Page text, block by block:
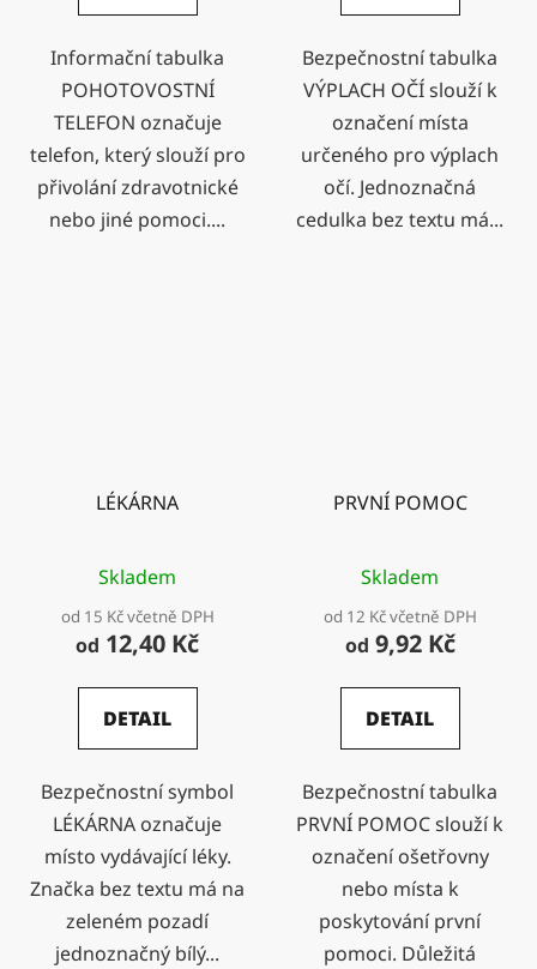
Informační tabulka
POHOTOVOSTNÍ
TELEFON označuje
telefon, který slouží pro
přivolání zdravotnické
nebo jiné pomoci....
Bezpečnostní tabulka
VÝPLACH OČÍ slouží k
označení místa
určeného pro výplach
očí. Jednoznačná
cedulka bez textu má...
LÉKÁRNA
Skladem
od 15 Kč včetně DPH
od 12,40 Kč
DETAIL
Bezpečnostní symbol
LÉKÁRNA označuje
místo vydávající léky.
Značka bez textu má na
zeleném pozadí
jednoznačný bílý...
PRVNÍ POMOC
Skladem
od 12 Kč včetně DPH
od 9,92 Kč
DETAIL
Bezpečnostní tabulka
PRVNÍ POMOC slouží k
označení ošetřovny
nebo místa k
poskytování první
pomoci. Důležitá